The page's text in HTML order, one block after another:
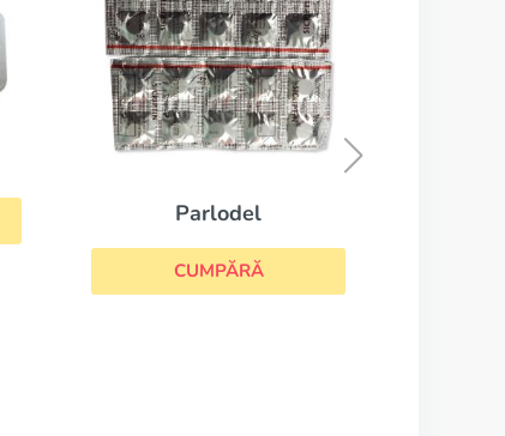
Tamoxifen